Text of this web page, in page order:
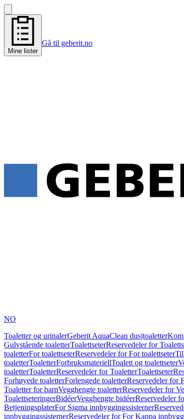
Mine lister
Gå til geberit.no
NO
Toaletter og urinalerGeberit AquaClean dusjtoaletter
Gulvstående toaletterToalettseterReservedeler for
toaletterFor toalettseterReservedeler for For toalettseter
toaletterToaletterForbruksmateriellToalett og toalettseter
toaletterToaletterReservedeler for ToaletterToalettseter
Forhøyede toaletterForlengede toaletterReservedeler for
Toaletter for barnVegghengte toaletterReservedeler for
ToalettseteringerBidéerVegghengte bidéerReservedeler
BetjeningsplaterFor Sigma innbyggingssisterner
innbyggingssisternerReservedeler for For Kappa